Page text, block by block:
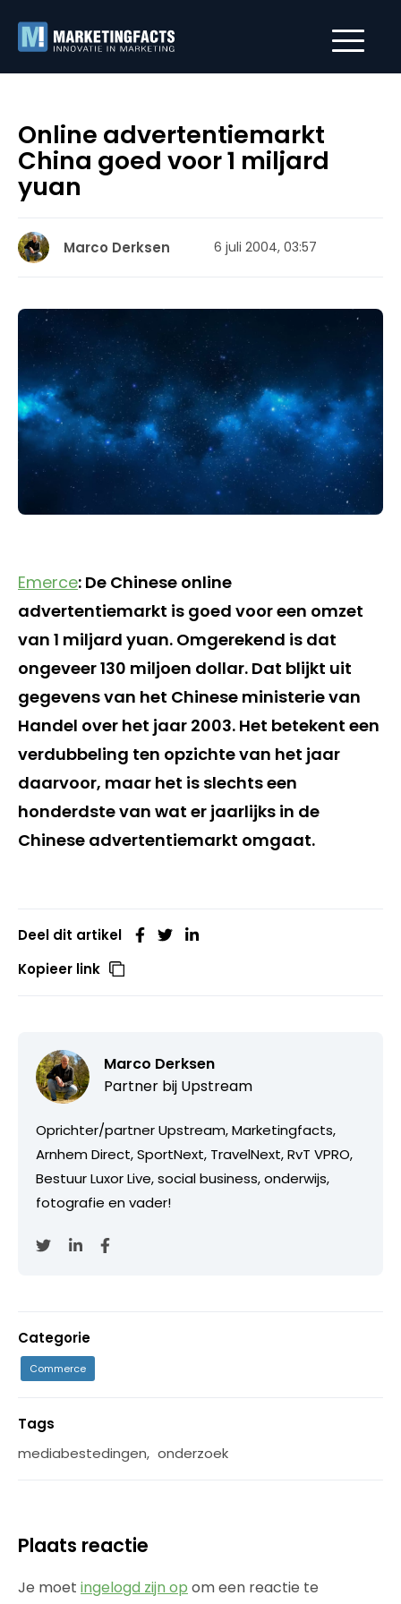
Online advertentiemarkt
China goed voor 1 miljard
yuan
Marco Derksen 6 juli 2004, 03:57
Emerce: De Chinese online
advertentiemarkt is goed voor een omzet
van 1 miljard yuan. Omgerekend is dat
ongeveer 130 miljoen dollar. Dat blijkt uit
gegevens van het Chinese ministerie van
Handel over het jaar 2003. Het betekent een
verdubbeling ten opzichte van het jaar
daarvoor, maar het is slechts een
honderdste van wat er jaarlijks in de
Chinese advertentiemarkt omgaat.
Deel dit artikel
Kopieer link
Marco Derksen
Partner bij Upstream
Oprichter/partner Upstream, Marketingfacts,
Arnhem Direct, SportNext, TravelNext, RvT VPRO,
Bestuur Luxor Live, social business, onderwijs,
fotografie en vader!
Categorie
Commerce
Tags
mediabestedingen, onderzoek
Plaats reactie
Je moet ingelogd zijn op om een reactie te